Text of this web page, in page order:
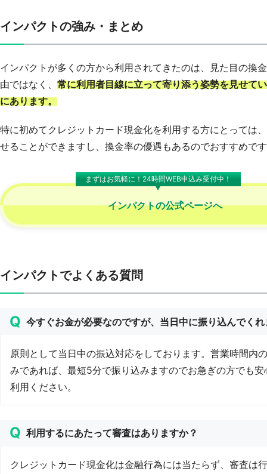
インパクトの強み・まとめ
インパクトが多くの方から利用されてきたのは、見た目の換
由ではなく、 常に利用者目線に立って寄り添う姿勢を見せて
にあります。
特に初めてクレジットカード現金化を利用する方にとっては
せることができますし、換金率の優遇もあるのでおすすめで
まずはお気軽に！24時間WEB申込み受付中！
インパクトの公式ページへ
インパクトでよくある質問
今すぐお金が必要なのですが、当日中に振り込んでく
原則として当日中の振込対応をしております。営業時間内
みであれば、最短5分で振り込みますのでお急ぎの方でも安
利用ください。
利用するにあたって審査はありますか？
クレジットカード現金化は金融行為には当たらず、審査は